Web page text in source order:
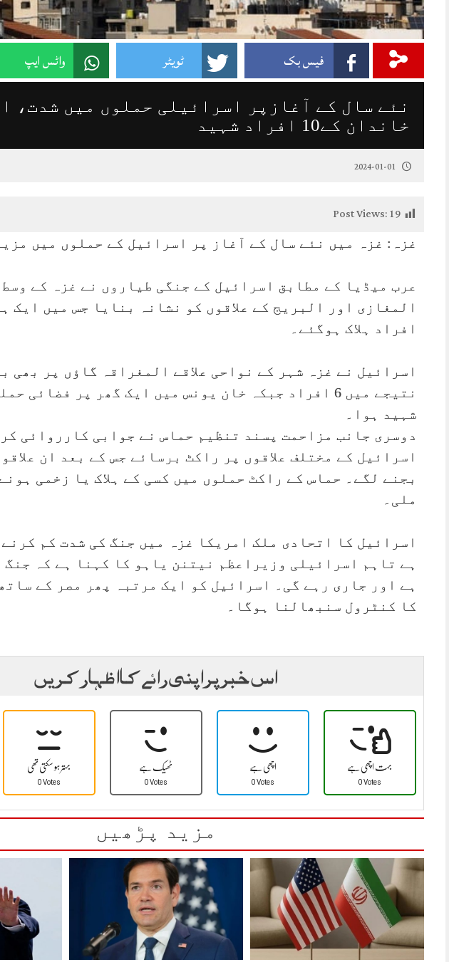
فیس بک ٹویٹر واٹس ایپ
نئے سال کے آغازپر اسرائیلی حملوں میں شدت،
خاندان کے10 افراد شہید
2024-01-01
Post Views:19
غزہ: غزہ میں نئے سال کے آغاز پر اسرائیل کے حملوں میں
عرب میڈیا کے مطابق اسرائیل کے جنگی طیاروں نے غزہ کے
افراد ہلاک ہوگئے۔
اسرائیل نے غزہ شہر کے نواحی علاقے المغراقہ گاؤں پر بھی
نتیجے میں 6 افراد جبکہ خان یونس میں ایک گھر پر فضائی
شہید ہوا۔
دوسری جانب مزاحمت پسند تنظیم حماس نے جوابی کارروائی
اسرائیل کے مختلف علاقوں پر راکٹ برسائے جس کے بعد ان
بجنے لگے۔ حماس کے راکٹ حملوں میں کسی کے ہلاک یا زخمی
ملی۔
اسرائیل کا اتحادی ملک امریکا غزہ میں جنگ کی شدت کم
ہے تاہم اسرائیلی وزیراعظم نیتنن یاہو کا کہنا ہے کہ جنگ
ہے اور جاری رہے گی۔ اسرائیل کو ایک مرتبہ پھر مصر کے
کا کنٹرول سنبھالنا ہوگا۔
اس خبر پر اپنی رائے کا اظہار کریں
بہتر ہو سکتی تھی
0 Votes
ٹھیک ہے
0 Votes
اچھی ہے
0 Votes
بہت اچھی ہے
0 Votes
مزید پڑھیں